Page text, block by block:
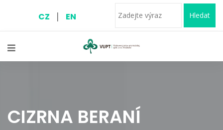
CZ | EN Hledat
CIZRNA BERANÍ